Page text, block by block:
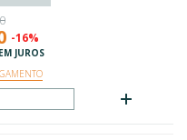
-16%
JUROS